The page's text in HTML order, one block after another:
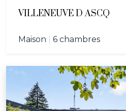
VILLENEUVE D ASCQ
Maison 6 chambres